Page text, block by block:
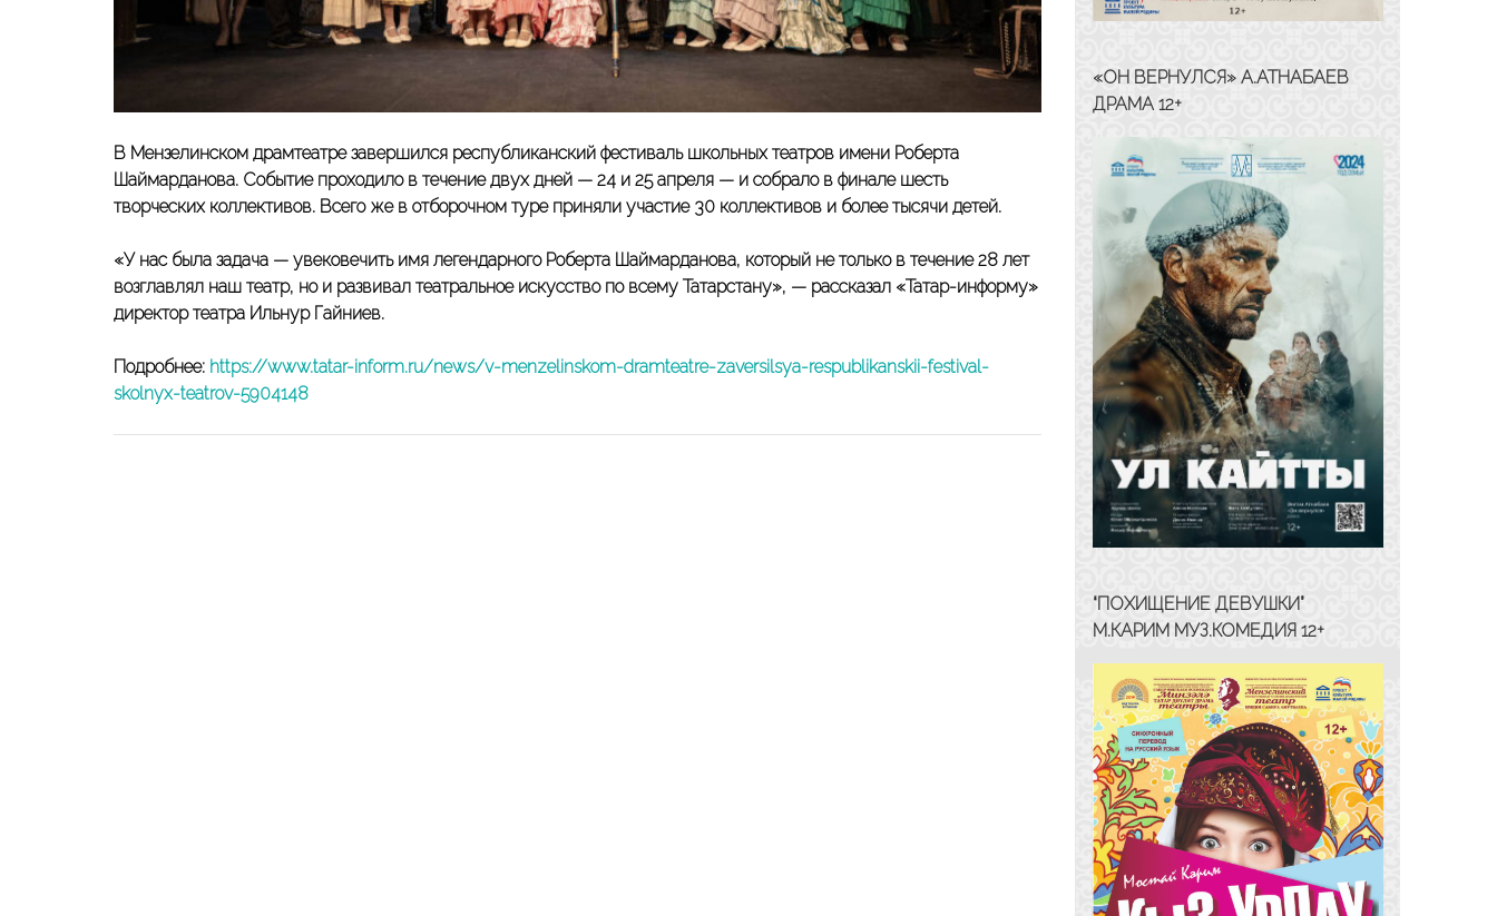
В Мензелинском драмтеатре завершился республиканский фестиваль школьных театров имени Роберта
Шаймарданова. Событие проходило в течение двух дней — 24 и 25 апреля — и собрало в финале шесть
творческих коллективов. Всего же в отборочном туре приняли участие 30 коллективов и более тысячи детей.
«У нас была задача — увековечить имя легендарного Роберта Шаймарданова, который не только в течение 28 лет
возглавлял наш театр, но и развивал театральное искусство по всему Татарстану», — рассказал «Татар-информу»
директор театра Ильнур Гайниев.
Подробнее: https://www.tatar-inform.ru/news/v-menzelinskom-dramteatre-zaversilsya-respublikanskii-festival-
skolnyx-teatrov-5904148
«ОН ВЕРНУЛСЯ» А.АТНАБАЕВ
ДРАМА 12+
“ПОХИЩЕНИЕ ДЕВУШКИ”
М.КАРИМ МУЗ.КОМЕДИЯ 12+